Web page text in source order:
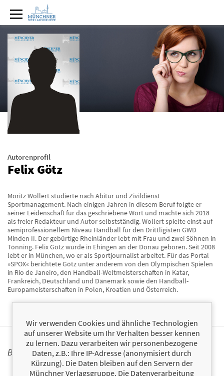
Autorenprofil
Felix Götz
Moritz Wollert studierte nach Abitur und Zivildienst
Sportmanagement. Nach einigen Jahren in diesem Beruf folgte er
seiner Leidenschaft für das geschriebene Wort und machte sich 2018
als freier Redakteur und Autor selbstständig. Wollert spielte einst auf
semiprofessionellem Niveau Handball für den Drittligisten GWD
Minden II. Der gebürtige Rheinländer lebt mit Frau und zwei Söhnen in
Tönning. Felix Götz wurde in Ehingen an der Donau geboren. Seit 2008
lebt er in München, wo er als Sportjournalist arbeitet. Für das Portal
»SPOX« berichtete Götz unter anderem von den Olympischen Spielen
in Rio de Janeiro, den Handball-Weltmeisterschaften in Katar,
Frankreich, Deutschland und Dänemark sowie den Handball-
Europameisterschaften in Polen, Kroatien und Österreich.
BÜCHER
Wir verwenden Cookies und ähnliche Technologien
auf unserer Website um Ihr Verhalten besser kennen
zu lernen. Dazu verarbeiten wir personenbezogene
Daten, z.B.: Ihre IP-Adresse (anonymisiert durch
Kürzung). Die Daten bleiben auf den Servern der
Münchner Verlagsgruppe. Die Datenverarbeitung